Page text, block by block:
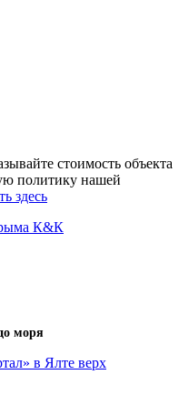
стоимость объекта
политику нашей
здесь
моря